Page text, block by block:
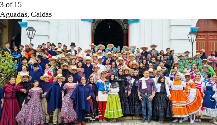
3 of 15
Aguadas, Caldas